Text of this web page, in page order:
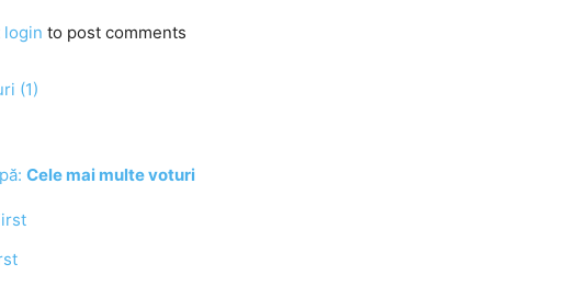
login to post comments
(1)
Cele mai multe voturi